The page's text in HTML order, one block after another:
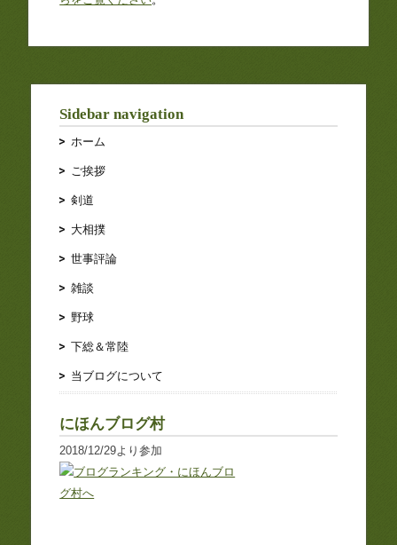
Sidebar navigation
ホーム
ご挨拶
剣道
大相撲
世事評論
雑談
野球
下総＆常陸
当ブログについて
にほんブログ村
2018/12/29より参加